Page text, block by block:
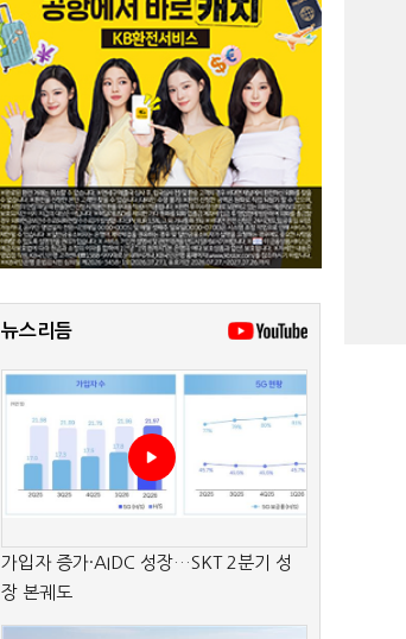
뉴스리듬
가입자 증가·AIDC 성장…SKT 2분기 성
장 본궤도